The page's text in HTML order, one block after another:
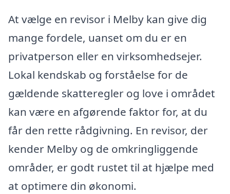
At vælge en revisor i Melby kan give dig
mange fordele, uanset om du er en
privatperson eller en virksomhedsejer.
Lokal kendskab og forståelse for de
gældende skatteregler og love i området
kan være en afgørende faktor for, at du
får den rette rådgivning. En revisor, der
kender Melby og de omkringliggende
områder, er godt rustet til at hjælpe med
at optimere din økonomi.